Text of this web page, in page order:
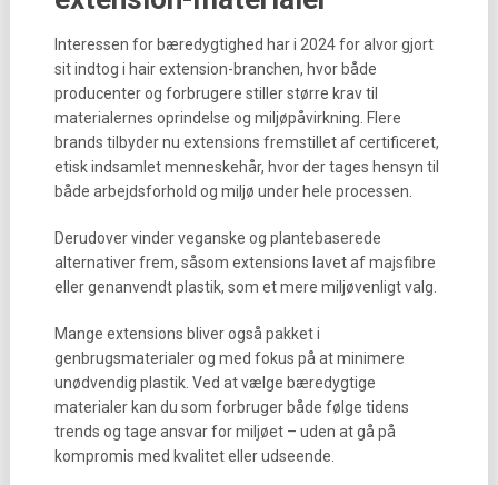
Interessen for bæredygtighed har i 2024 for alvor gjort
sit indtog i hair extension-branchen, hvor både
producenter og forbrugere stiller større krav til
materialernes oprindelse og miljøpåvirkning. Flere
brands tilbyder nu extensions fremstillet af certificeret,
etisk indsamlet menneskehår, hvor der tages hensyn til
både arbejdsforhold og miljø under hele processen.
Derudover vinder veganske og plantebaserede
alternativer frem, såsom extensions lavet af majsfibre
eller genanvendt plastik, som et mere miljøvenligt valg.
Mange extensions bliver også pakket i
genbrugsmaterialer og med fokus på at minimere
unødvendig plastik. Ved at vælge bæredygtige
materialer kan du som forbruger både følge tidens
trends og tage ansvar for miljøet – uden at gå på
kompromis med kvalitet eller udseende.